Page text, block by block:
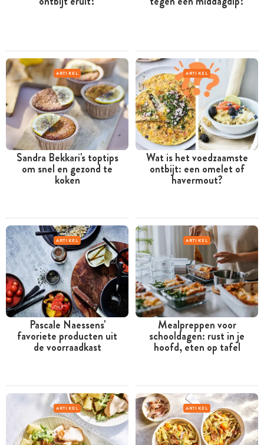
ARTIKEL
Sandra Bekkari's toptips
om snel en gezond te
koken
ARTIKEL
Wat is het voedzaamste
ontbijt: een omelet of
havermout?
ARTIKEL
Pascale Naessens'
favoriete producten uit
de voorraadkast
ARTIKEL
Mealpreppen voor
schooldagen: rust in je
hoofd, eten op tafel
ARTIKEL ARTIKEL